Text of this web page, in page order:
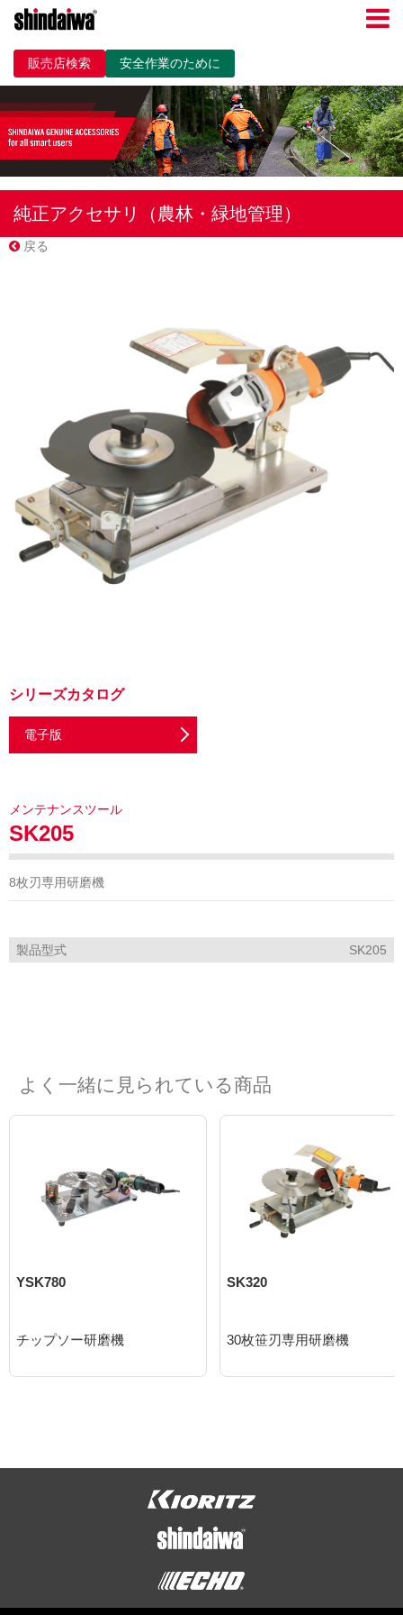
販売店検索 安全作業のために
純正アクセサリ（農林・緑地管理）
戻る
シリーズカタログ
電子版
メンテナンスツール
SK205
8枚刃専用研磨機
製品型式 SK205
よく一緒に見られている商品
YSK780
チップソー研磨機
SK320
30枚笹刃専用研磨機